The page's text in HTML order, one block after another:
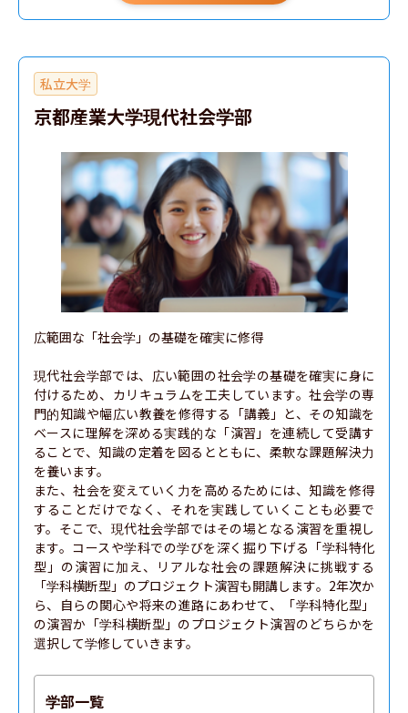
私立大学
京都産業大学現代社会学部
広範囲な「社会学」の基礎を確実に修得
現代社会学部では、広い範囲の社会学の基礎を確実に身に
付けるため、カリキュラムを工夫しています。社会学の専
門的知識や幅広い教養を修得する「講義」と、その知識を
ベースに理解を深める実践的な「演習」を連続して受講す
ることで、知識の定着を図るとともに、柔軟な課題解決力
を養います。
また、社会を変えていく力を高めるためには、知識を修得
することだけでなく、それを実践していくことも必要で
す。そこで、現代社会学部ではその場となる演習を重視し
ます。コースや学科での学びを深く掘り下げる「学科特化
型」の演習に加え、リアルな社会の課題解決に挑戦する
「学科横断型」のプロジェクト演習も開講します。2年次か
ら、自らの関心や将来の進路にあわせて、「学科特化型」
の演習か「学科横断型」のプロジェクト演習のどちらかを
選択して学修していきます。
学部一覧